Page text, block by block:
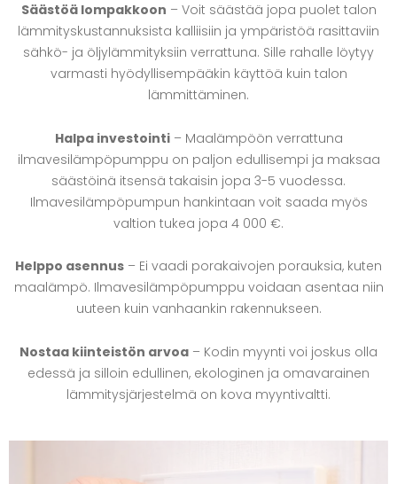
Säästöä lompakkoon – Voit säästää jopa puolet talon
lämmityskustannuksista kalliisiin ja ympäristöä rasittaviin
sähkö- ja öljylämmityksiin verrattuna. Sille rahalle löytyy
varmasti hyödyllisempääkin käyttöä kuin talon
lämmittäminen.
Halpa investointi– Maalämpöön verrattuna
ilmavesilämpöpumppu on paljon edullisempi ja maksaa
säästöinä itsensä takaisin jopa 3-5 vuodessa.
Ilmavesilämpöpumpun hankintaan voit saada myös
valtion tukea jopa 4 000 €.
Helppo asennus – Ei vaadi porakaivojen porauksia, kuten
maalämpö. Ilmavesilämpöpumppu voidaan asentaa niin
uuteen kuin vanhaankin rakennukseen.
Nostaa kiinteistön arvoa – Kodin myynti voi joskus olla
edessä ja silloin edullinen, ekologinen ja omavarainen
lämmitysjärjestelmä on kova myyntivaltti.